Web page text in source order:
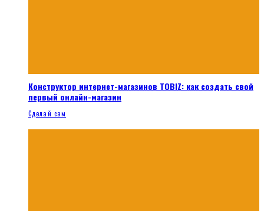
Конструктор интернет-магазинов TOBIZ: как создать свой
первый онлайн-магазин
Сделай сам